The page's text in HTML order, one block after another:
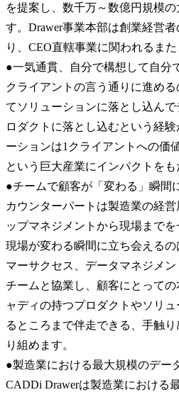
を提案し、数千万～数億円規模
す。Drawer事業本部は創業経営
り、CEO直轄事業に関われるまた
●一気通貫、自分で構想して自分
クライアントの言う通りに進め
てソリューションに落とし込ん
ロダクトに落とし込むという経
ーションは1クライアントへの価
という巨大産業にインパクトをも
●チームで顧客が「変わる」瞬間
カウンターパートは製造業の経
ップマネジメントから現場までを
現場が変わる瞬間に立ち会える
マーサクセス、データマネジメ
チームと協業し、顧客にとって
ャディの持つプロダクトやソリ
るところまで伴走できる、手触
り組めます。
●製造業における最大規模のデー
CADDi Drawerは製造業における